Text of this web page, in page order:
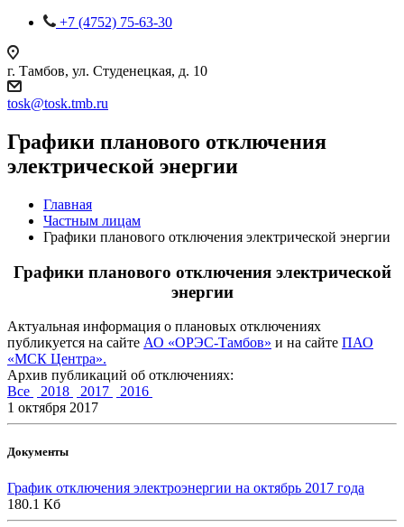
+7 (4752) 75-63-30
г. Тамбов, ул. Студенецкая, д. 10
tosk@tosk.tmb.ru
Графики планового отключения
электрической энергии
Главная
Частным лицам
Графики планового отключения электрической энергии
Графики планового отключения электрической
энергии
Актуальная информация о плановых отключениях
публикуется на сайте АО «ОРЭС-Тамбов» и на сайте ПАО
«МСК Центра».
Архив публикаций об отключениях:
Все
2018 2017
2016
1 октября 2017
Документы
График отключения электроэнергии на октябрь 2017 года
180.1 Кб